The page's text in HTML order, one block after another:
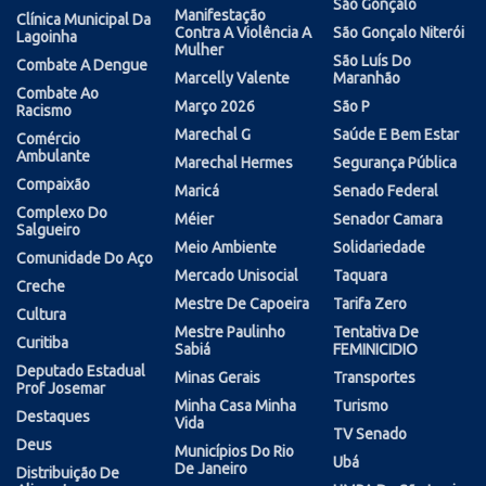
Clínica Municipal Da
Lagoinha
Combate A Dengue
Combate Ao
Racismo
Comércio
Ambulante
Compaixão
Complexo Do
Salgueiro
Comunidade Do Aço
Creche
Cultura
Curitiba
Deputado Estadual
Prof Josemar
Destaques
Deus
Distribuição De
Manifestação
Contra A Violência A
Mulher
Marcelly Valente
Março 2026
Marechal G
Marechal Hermes
Maricá
Méier
Meio Ambiente
Mercado Unisocial
Mestre De Capoeira
Mestre Paulinho
Sabiá
Minas Gerais
Minha Casa Minha
Vida
Municípios Do Rio
De Janeiro
São Gonçalo
São Gonçalo Niterói
São Luís Do
Maranhão
São P
Saúde E Bem Estar
Segurança Pública
Senado Federal
Senador Camara
Solidariedade
Taquara
Tarifa Zero
Tentativa De
FEMINICIDIO
Transportes
Turismo
TV Senado
Ubá